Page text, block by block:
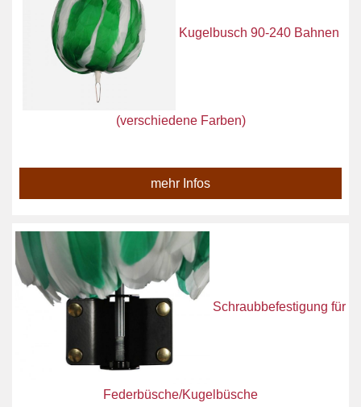
Kugelbusch 90-240 Bahnen
(verschiedene Farben)
mehr Infos
Schraubbefestigung für
Federbüsche/Kugelbüsche